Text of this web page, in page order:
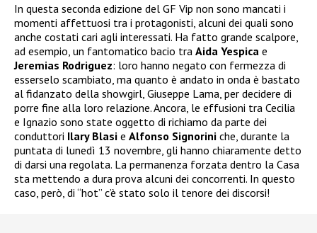
In questa seconda edizione del GF Vip non sono mancati i
momenti affettuosi tra i protagonisti, alcuni dei quali sono
anche costati cari agli interessati. Ha fatto grande scalpore,
ad esempio, un fantomatico bacio tra Aida Yespica e
Jeremias Rodriguez: loro hanno negato con fermezza di
esserselo scambiato, ma quanto è andato in onda è bastato
al fidanzato della showgirl, Giuseppe Lama, per decidere di
porre fine alla loro relazione. Ancora, le effusioni tra Cecilia
e Ignazio sono state oggetto di richiamo da parte dei
conduttori Ilary Blasi e Alfonso Signorini che, durante la
puntata di lunedì 13 novembre, gli hanno chiaramente detto
di darsi una regolata. La permanenza forzata dentro la Casa
sta mettendo a dura prova alcuni dei concorrenti. In questo
caso, però, di “hot” c’è stato solo il tenore dei discorsi!